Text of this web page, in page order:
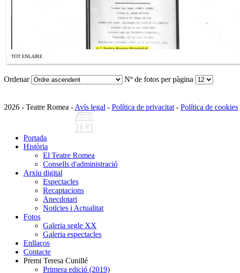
TOT ENLAIRE
Ordenar Nº de fotos per pàgina
2026 - Teatre Romea - Avís legal - Política de privacitat - Política de cookies
Portada
Història
El Teatre Romea
Consells d'administració
Arxiu digital
Espectacles
Recaptacions
Anecdotari
Notícies i Actualitat
Fotos
Galeria segle XX
Galeria espectacles
Enllaços
Contacte
Premi Teresa Cunillé
Primera edició (2019)